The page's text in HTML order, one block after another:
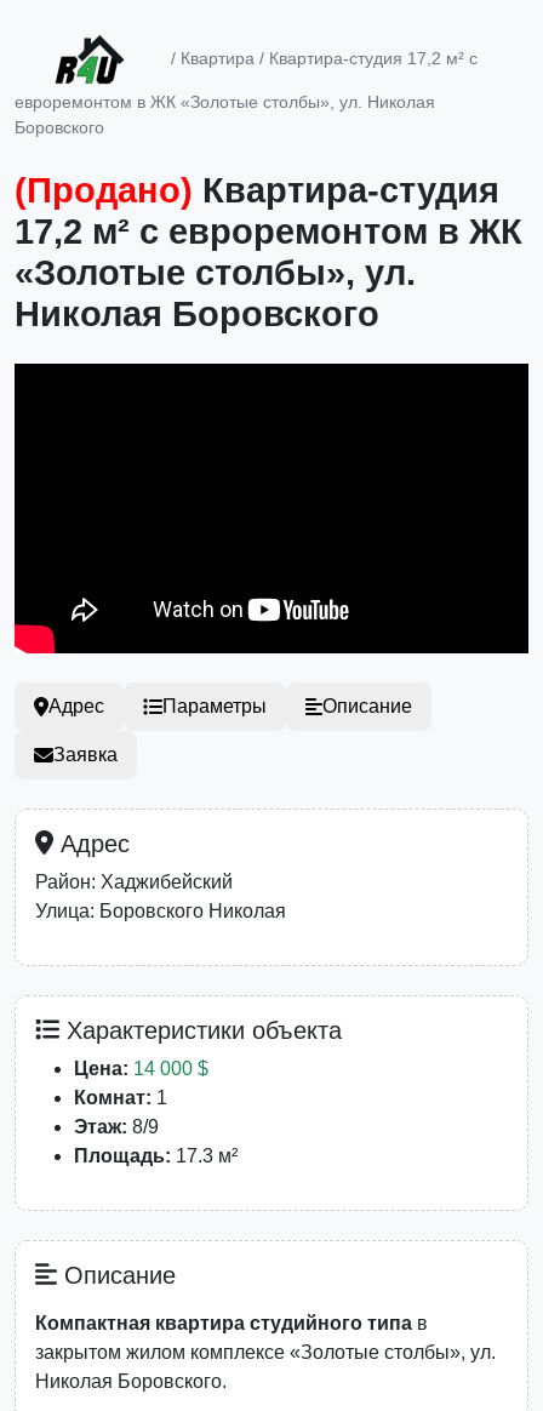
/ Квартира / Квартира-студия 17,2 м² с
евроремонтом в ЖК «Золотые столбы», ул. Николая
Боровского
(Продано) Квартира-студия
17,2 м² с евроремонтом в ЖК
«Золотые столбы», ул.
Николая Боровского
Адрес Параметры Описание
Заявка
Адрес
Район: Хаджибейский
Улица: Боровского Николая
Характеристики объекта
Цена: 14 000 $
Комнат: 1
Этаж: 8/9
Площадь: 17.3 м²
Описание
Компактная квартира студийного типа в
закрытом жилом комплексе «Золотые столбы», ул.
Николая Боровского.